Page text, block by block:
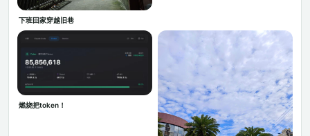
下班回家穿越旧巷
燃烧把token！